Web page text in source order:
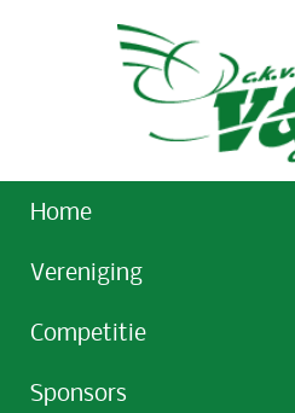
Home
Vereniging
Competitie
Sponsors